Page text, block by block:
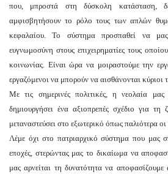
που, μπροστά στη δύσκολη κατάσταση,
αμφισβητήσουν το ρόλο τους των απλών
κεφαλαίου. Το σύστημα προσπαθεί να
ευγνωμοσύνη στους επιχειρηματίες τους
κοινωνίας. Είναι ώρα να μοιραστούμε την
εργαζόμενοι να μπορούν να αισθάνονται κύριοι
Με τις σημερινές πολιτικές, η νεολαία
δημιουργήσει ένα αξιοπρεπές σχέδιο για
μεταναστεύσει στο εξωτερικό όπως παλιότερα
Λέμε όχι στο πατριαρχικό σύστημα που μας
εποχές, στερώντας μας το δικαίωμα να
μας αρνείται τη δυνατότητα να